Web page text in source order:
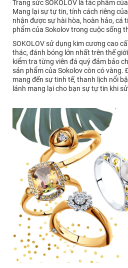
Trang sức SOKOLOV là tác phẩm
Mang lại sự tự tin, tính cách riêng
nhận được sự hài hòa, hoàn hảo, cá
phẩm của Sokolov trong cuộc sống
SOKOLOV sử dụng kim cương cao
thác, đánh bóng lớn nhất trên thế
kiểm tra từng viên đá quý đảm bảo
sản phẩm của Sokolov còn có vàng.
mang đến sự tinh tế, thanh lịch nổi
lánh mang lại cho bạn sự tự tin khi